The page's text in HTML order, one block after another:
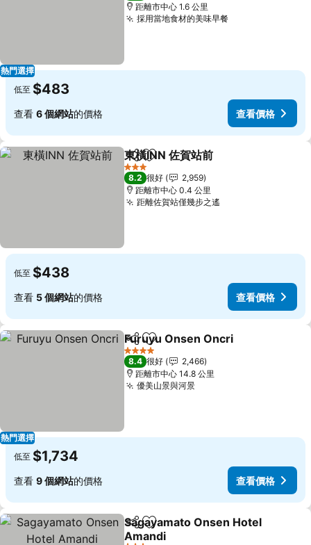
熱門選擇
距離市中心 1.6 公里
採用當地食材的美味早餐
低至 $483
查看 6 個網站的價格 查看價格
分享 放到收藏夾
東橫INN 佐賀站前
3 星級
8.2 很好
2,959
距離市中心 0.4 公里
距離佐賀站僅幾步之遙
低至 $438
查看 5 個網站的價格 查看價格
熱門選擇
分享 放到收藏夾
Furuyu Onsen Oncri
4 星級
8.4 很好
2,466
距離市中心 14.8 公里
優美山景與河景
低至 $1,734
查看 9 個網站的價格 查看價格
分享 放到收藏夾
Sagayamato Onsen Hotel
Amandi